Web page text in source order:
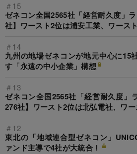
＃15
ゼネコン全国2565社「経営耐久度」
社】ワースト2位は浦安工業、ワース
＃14
九州の地場ゼネコンが地元中心に15
す「永遠の中小企業」構想
＃13
ゼネコン全国2565社「経営耐久度」
276社】ワースト2位は北弘電社、ワ
＃12
東北の「地域連合型ゼネコン」
ァンド主導で4社が大統合！